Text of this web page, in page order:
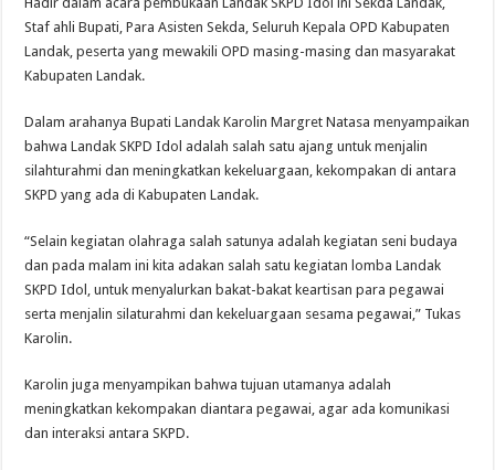
Staf ahli Bupati, Para Asisten Sekda, Seluruh Kepala OPD Kabupaten
Landak, peserta yang mewakili OPD masing-masing dan masyarakat
Kabupaten Landak.
Dalam arahanya Bupati Landak Karolin Margret Natasa menyampaikan
bahwa Landak SKPD Idol adalah salah satu ajang untuk menjalin
silahturahmi dan meningkatkan kekeluargaan, kekompakan di antara
SKPD yang ada di Kabupaten Landak.
“Selain kegiatan olahraga salah satunya adalah kegiatan seni budaya
dan pada malam ini kita adakan salah satu kegiatan lomba Landak
SKPD Idol, untuk menyalurkan bakat-bakat keartisan para pegawai
serta menjalin silaturahmi dan kekeluargaan sesama pegawai,” Tukas
Karolin.
Karolin juga menyampikan bahwa tujuan utamanya adalah
meningkatkan kekompakan diantara pegawai, agar ada komunikasi
dan interaksi antara SKPD.